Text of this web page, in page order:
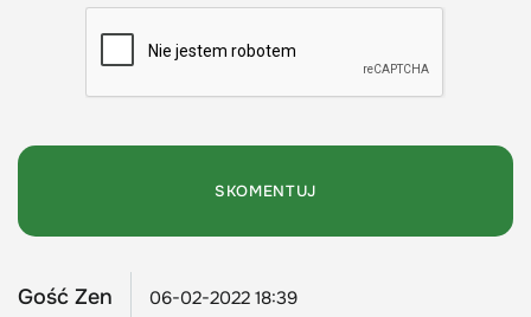
Gość Zen 06-02-2022 18:39